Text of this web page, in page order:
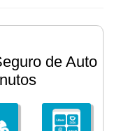
de Auto